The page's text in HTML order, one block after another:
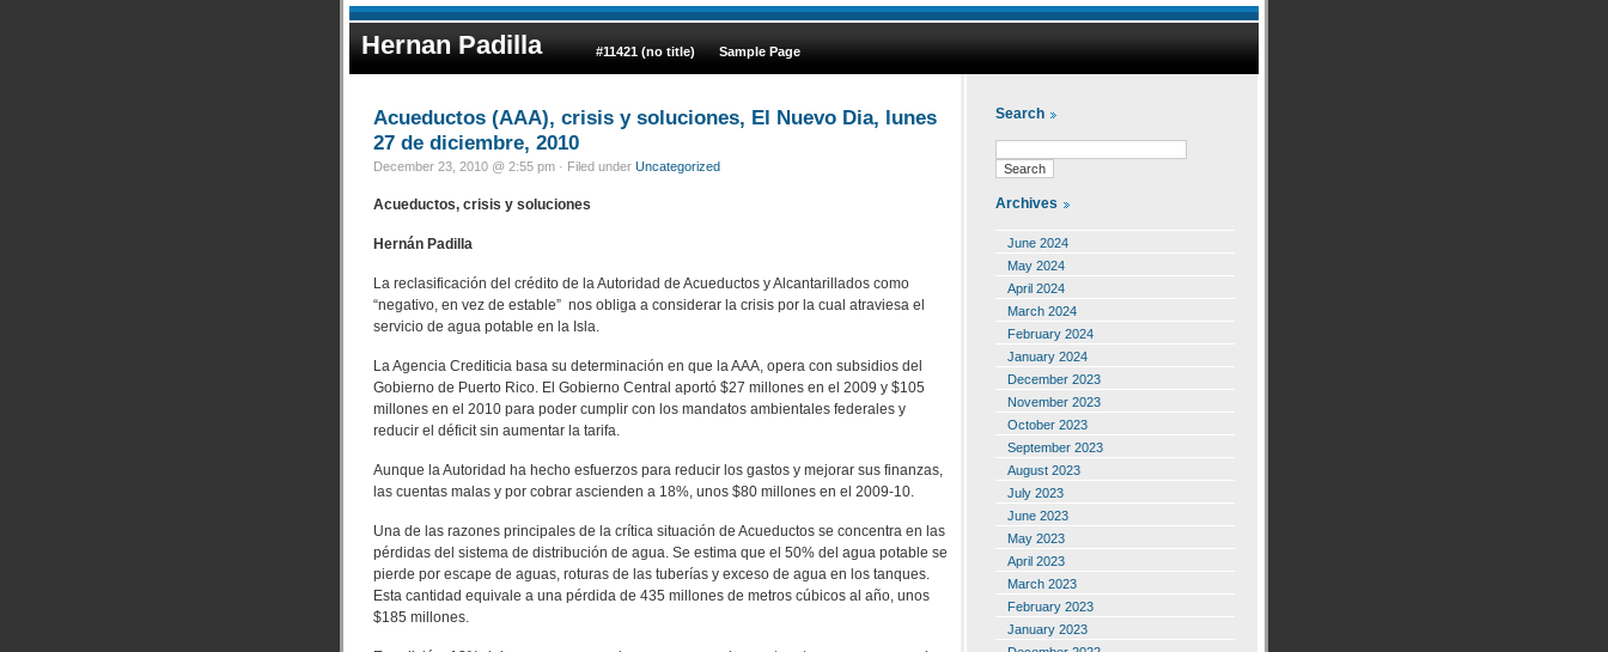
Hernan Padilla #11421 (no title) Sample Page
Acueductos (AAA), crisis y soluciones, El Nuevo Dia, lunes
27 de diciembre, 2010
December 23, 2010 @ 2:55 pm · Filed under Uncategorized
Acueductos, crisis y soluciones
Hernán Padilla
La reclasificación del crédito de la Autoridad de Acueductos y Alcantarillados como
“negativo, en vez de estable” nos obliga a considerar la crisis por la cual atraviesa el
servicio de agua potable en la Isla.
La Agencia Crediticia basa su determinación en que la AAA, opera con subsidios del
Gobierno de Puerto Rico. El Gobierno Central aportó $27 millones en el 2009 y $105
millones en el 2010 para poder cumplir con los mandatos ambientales federales y
reducir el déficit sin aumentar la tarifa.
Aunque la Autoridad ha hecho esfuerzos para reducir los gastos y mejorar sus finanzas,
las cuentas malas y por cobrar ascienden a 18%, unos $80 millones en el 2009-10.
Una de las razones principales de la crítica situación de Acueductos se concentra en las
pérdidas del sistema de distribución de agua. Se estima que el 50% del agua potable se
pierde por escape de aguas, roturas de las tuberías y exceso de agua en los tanques.
Esta cantidad equivale a una pérdida de 435 millones de metros cúbicos al año, unos
$185 millones.
Search
Archives
June 2024
May 2024
April 2024
March 2024
February 2024
January 2024
December 2023
November 2023
October 2023
September 2023
August 2023
July 2023
June 2023
May 2023
April 2023
March 2023
February 2023
January 2023